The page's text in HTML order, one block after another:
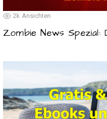
2k Ansichten
Zombie News Spezial: